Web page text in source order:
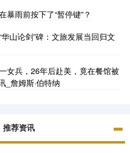
暴雨前按下了“暂停键”？
山论剑”碑：文旅发展当回归文
女兵，26年后赴美，竟在餐馆被
_詹姆斯·伯特纳
推荐资讯